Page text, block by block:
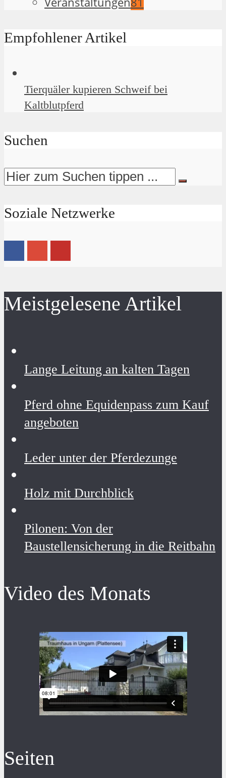
Empfohlener Artikel
Tierquäler kupieren Schweif bei
Kaltblutpferd
Suchen
Soziale Netzwerke
Meistgelesene Artikel
Lange Leitung an kalten Tagen
Pferd ohne Equidenpass zum Kauf
angeboten
Leder unter der Pferdezunge
Holz mit Durchblick
Pilonen: Von der
Baustellensicherung in die Reitbahn
Video des Monats
Seiten